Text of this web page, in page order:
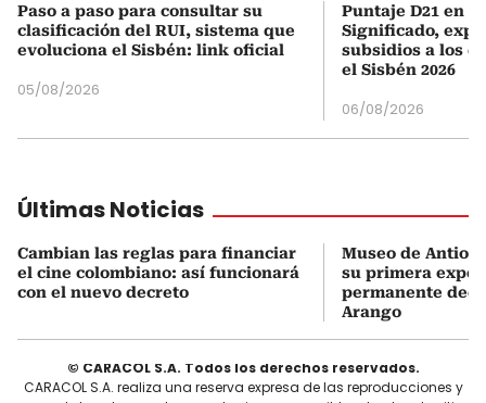
Paso a paso para consultar su
clasificación del RUI, sistema que
evoluciona el Sisbén: link oficial
05/08/2026
Puntaje D21 en
Significado,
subsidios a los
el Sisbén 2026
06/08/2026
Últimas Noticias
Cambian las reglas para financiar
el cine colombiano: así funcionará
con el nuevo decreto
Museo de
su primera
permanente
Arango
© CARACOL S.A. Todos los derechos reservados.
CARACOL S.A. realiza una reserva expresa de las reproducciones y